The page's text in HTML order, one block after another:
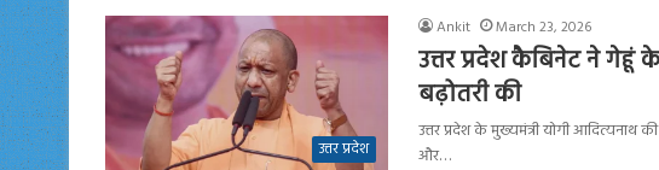
उत्तर प्रदेश
Ankit March 23, 2026
उत्तर प्रदेश कैबिनेट ने गेहूं
बढ़ोतरी की
उत्तर प्रदेश के मुख्यमंत्री योगी आदित्यनाथ
और…